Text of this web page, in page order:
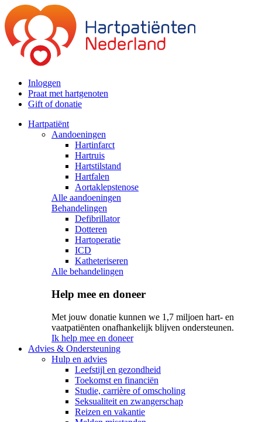
Inloggen
Praat met hartgenoten
Gift of donatie
Hartpatiënt
Aandoeningen
Hartinfarct
Hartruis
Hartstilstand
Hartfalen
Aortaklepstenose
Alle aandoeningen
Behandelingen
Defibrillator
Dotteren
Hartoperatie
ICD
Katheteriseren
Alle behandelingen
Help mee en doneer
Met jouw donatie kunnen we 1,7 miljoen hart- en
vaatpatiënten onafhankelijk blijven ondersteunen.
Ik help mee en doneer
Advies & Ondersteuning
Hulp en advies
Leefstijl en gezondheid
Toekomst en financiën
Studie, carrière of omscholing
Seksualiteit en zwangerschap
Reizen en vakantie